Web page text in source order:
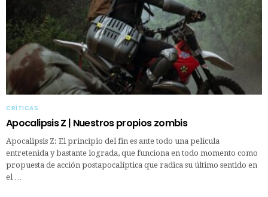
CRÍTICAS
Apocalipsis Z | Nuestros propios zombis
Apocalipsis Z: El principio del fin es ante todo una película
entretenida y bastante lograda, que funciona en todo momento como
propuesta de acción postapocalíptica que radica su último sentido en
el …